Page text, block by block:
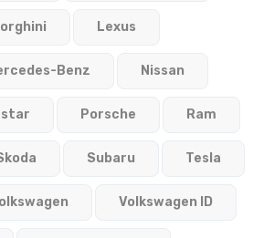
Lexus
Benz Nissan
Porsche Ram
Subaru Tesla
Volkswagen ID